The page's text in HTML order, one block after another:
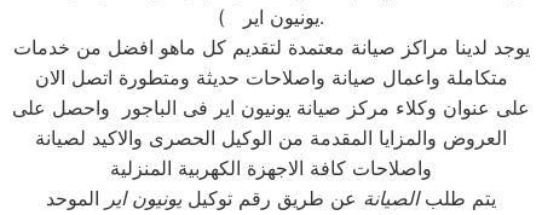
يونيون اير ).
يوجد لدينا مراكز صيانة معتمدة لتقديم كل ماهو افضل من خدمات
متكاملة واعمال صيانة واصلاحات حديثة ومتطورة اتصل الان
على عنوان وكلاء مركز صيانة يونيون اير فى الباجور واحصل على
العروض والمزايا المقدمة من الوكيل الحصرى والاكيد لصيانة
واصلاحات كافة الاجهزة الكهربية المنزلية
يتم طلبالصيانة عن طريق رقم توكيل يونيون اير الموحد